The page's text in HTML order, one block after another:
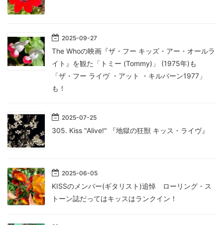
2025-09-27
The Whoの映画『ザ・フー キッズ・アー・オールラ
イト』を観た「トミー (Tommy)」 (1975年) も
「ザ・フー ライヴ ・アット ・キルバーン1977」
も！
2025-07-25
305. Kiss "Alive!" 『地獄の狂獣 キッス・ライヴ』
2025-06-05
KISSのメンバー(ギタリスト)追悼 ローリング・ス
トーン誌だってはキッスはランクイン！